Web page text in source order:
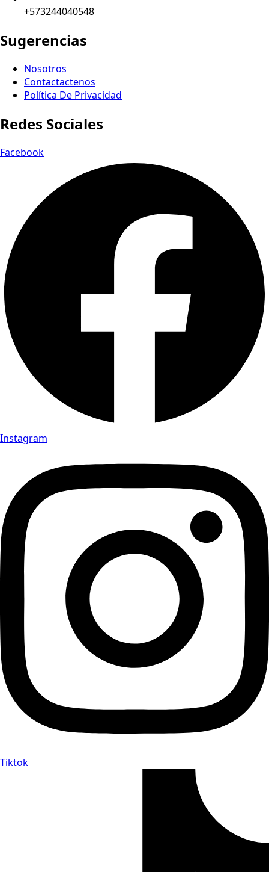
+573244040548
Sugerencias
Nosotros
Contactactenos
Política De Privacidad
Redes Sociales
Facebook
Instagram
Tiktok